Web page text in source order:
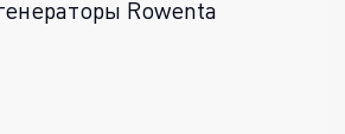
Rowenta